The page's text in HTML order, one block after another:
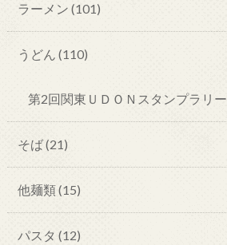
ラーメン (101)
うどん (110)
第2回関東ＵＤＯＮスタンプラリー
そば(21)
他麺類(15)
パスタ (12)